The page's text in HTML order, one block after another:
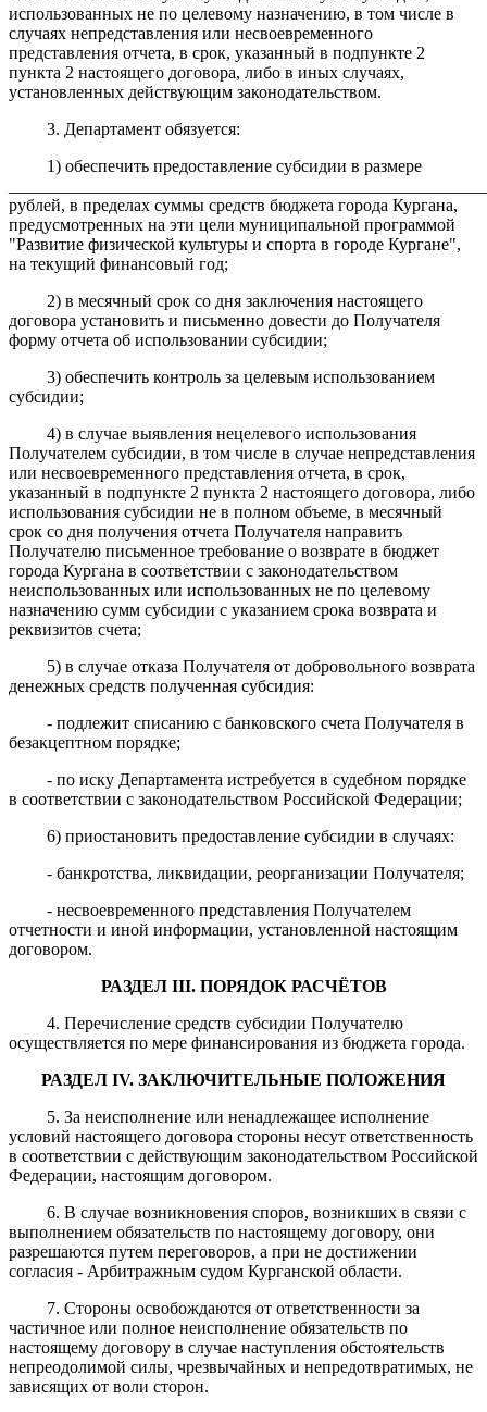
использованных не по целевому назначению, в том числе в
случаях непредставления или несвоевременного
представления отчета, в срок, указанный в подпункте 2
пункта 2 настоящего договора, либо в иных случаях,
установленных действующим законодательством.
3. Департамент обязуется:
1) обеспечить предоставление субсидии в размере
рублей, в пределах суммы средств бюджета города Кургана,
предусмотренных на эти цели муниципальной программой
"Развитие физической культуры и спорта в городе Кургане",
на текущий финансовый год;
2) в месячный срок со дня заключения настоящего
договора установить и письменно довести до Получателя
форму отчета об использовании субсидии;
3) обеспечить контроль за целевым использованием
субсидии;
4) в случае выявления нецелевого использования
Получателем субсидии, в том числе в случае непредставления
или несвоевременного представления отчета, в срок,
указанный в подпункте 2 пункта 2 настоящего договора, либо
использования субсидии не в полном объеме, в месячный
срок со дня получения отчета Получателя направить
Получателю письменное требование о возврате в бюджет
города Кургана в соответствии с законодательством
неиспользованных или использованных не по целевому
назначению сумм субсидии с указанием срока возврата и
реквизитов счета;
5) в случае отказа Получателя от добровольного возврата
денежных средств полученная субсидия:
- подлежит списанию с банковского счета Получателя в
безакцептном порядке;
- по иску Департамента истребуется в судебном порядке
в соответствии с законодательством Российской Федерации;
6) приостановить предоставление субсидии в случаях:
- банкротства, ликвидации, реорганизации Получателя;
- несвоевременного представления Получателем
отчетности и иной информации, установленной настоящим
договором.
РАЗДЕЛ III. ПОРЯДОК РАСЧЁТОВ
4. Перечисление средств субсидии Получателю
осуществляется по мере финансирования из бюджета города.
РАЗДЕЛ IV. ЗАКЛЮЧИТЕЛЬНЫЕ ПОЛОЖЕНИЯ
5. За неисполнение или ненадлежащее исполнение
условий настоящего договора стороны несут ответственность
в соответствии с действующим законодательством Российской
Федерации, настоящим договором.
6. В случае возникновения споров, возникших в связи с
выполнением обязательств по настоящему договору, они
разрешаются путем переговоров, а при не достижении
согласия - Арбитражным судом Курганской области.
7. Стороны освобождаются от ответственности за
частичное или полное неисполнение обязательств по
настоящему договору в случае наступления обстоятельств
непреодолимой силы, чрезвычайных и непредотвратимых, не
зависящих от воли сторон.